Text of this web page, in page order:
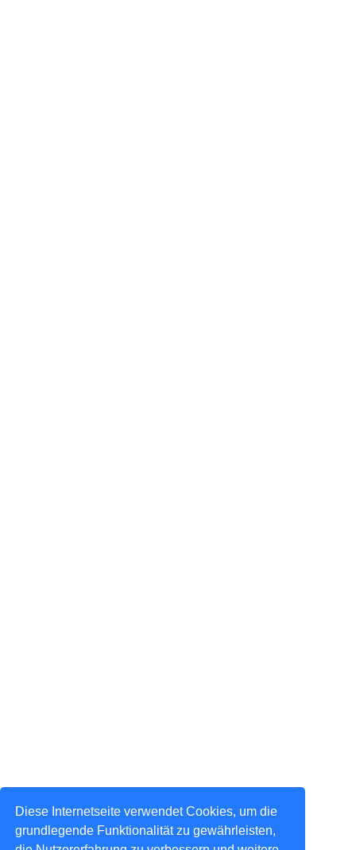
Diese Internetseite verwendet Cookies, um die
grundlegende Funktionalität zu gewährleisten,